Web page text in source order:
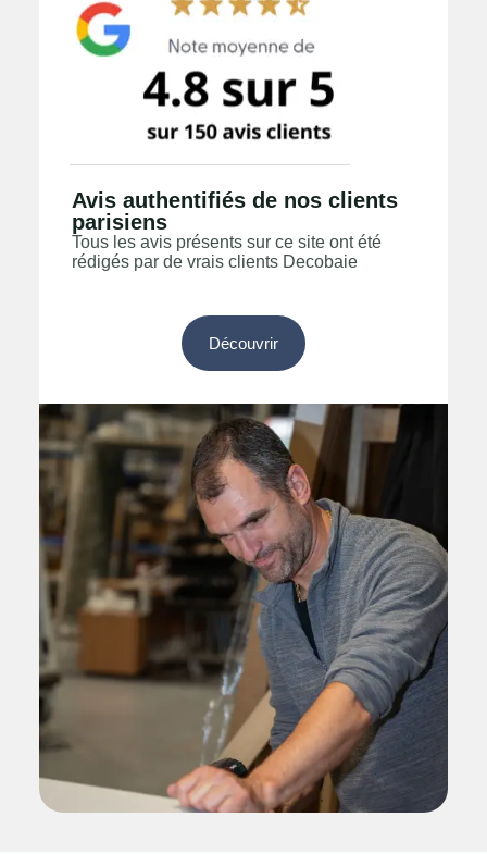
Avis authentifiés de nos clients
parisiens
Tous les avis présents sur ce site ont été
rédigés par de vrais clients Decobaie
Découvrir